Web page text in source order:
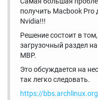
получить Macbook Pro
Nvidia!!!
Решение состоит в
загрузочный раздел
MBP.
Это обсуждается на
так легко следовать.
https://